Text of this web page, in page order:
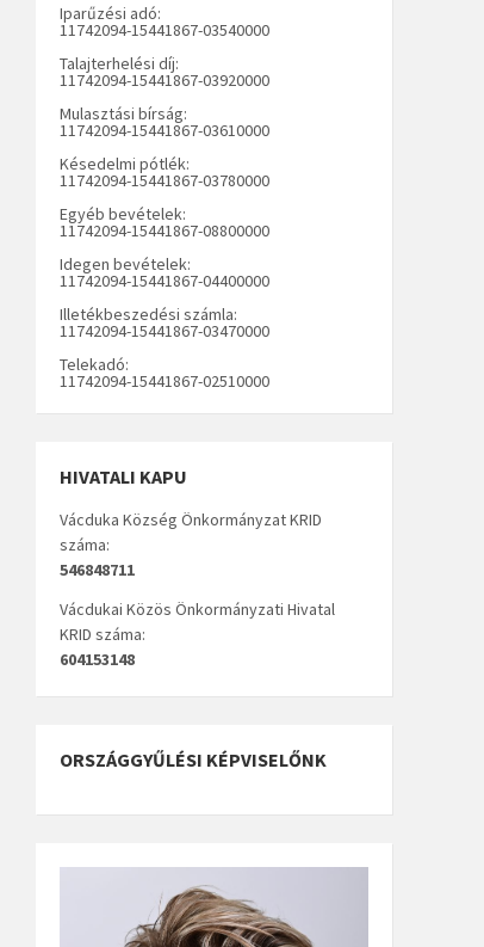
Iparűzési adó:
11742094-15441867-03540000
Talajterhelési díj:
11742094-15441867-03920000
Mulasztási bírság:
11742094-15441867-03610000
Késedelmi pótlék:
11742094-15441867-03780000
Egyéb bevételek:
11742094-15441867-08800000
Idegen bevételek:
11742094-15441867-04400000
Illetékbeszedési számla:
11742094-15441867-03470000
Telekadó:
11742094-15441867-02510000
HIVATALI KAPU
Vácduka Község Önkormányzat KRID
száma:
546848711
Vácdukai Közös Önkormányzati Hivatal
KRID száma:
604153148
ORSZÁGGYŰLÉSI KÉPVISELŐNK